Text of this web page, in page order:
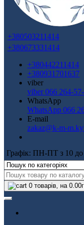
Реєстрація
+380503211414
+380673331414
+380442211414
+380931701637
viber
viber 066 264-
WhatsApp
WhatsApp 066
E-mail
zakaz@k-m-
Графік: ПН-ПТ з 10 до
0 товарів, на